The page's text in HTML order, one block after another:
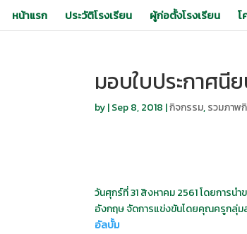
หน้าแรก ประวัติโรงเรียน ผู้ก่อตั้งโรงเรียน โ
มอบใบประกาศนี
by|Sep 8, 2018 |กิจกรรม,รวมภาพ
วันศุกร์ที่ 31 สิงหาคม 2561 โดยการ
อังกฤษ จัดการแข่งขันโดยคุณครูกลุ่มส
อัลบั้ม